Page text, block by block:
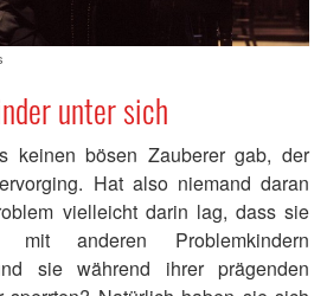
unter sich
keinen bösen Zauberer gab, der
Hat also niemand daran
vielleicht darin lag, dass sie
mit anderen Problemkindern
sie während ihrer prägenden